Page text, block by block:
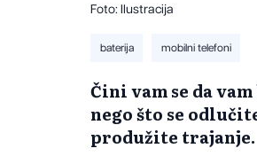
Foto: Ilustracija
baterija mobilni telefoni
Čini vam se da
nego što se
produžite trajanje.